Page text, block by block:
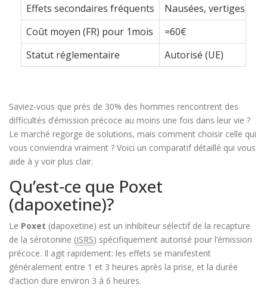
Effets secondaires fréquents
Nausées, vertiges,
Coût moyen (FR) pour 1mois
≈60€
Statut réglementaire
Autorisé (UE)
Saviez‑vous que près de 30% des hommes rencontrent des
difficultés d’émission précoce au moins une fois dans leur vie ?
Le marché regorge de solutions, mais comment choisir celle qui
vous conviendra vraiment ? Voici un comparatif détaillé qui vous
aide à y voir plus clair.
Qu’est‑ce que Poxet
(dapoxetine)?
Le Poxet (dapoxetine) est un inhibiteur sélectif de la recapture
de la sérotonine (ISRS) spécifiquement autorisé pour l’émission
précoce. Il agit rapidement: les effets se manifestent
généralement entre 1 et 3 heures après la prise, et la durée
d’action dure environ 3 à 6 heures.